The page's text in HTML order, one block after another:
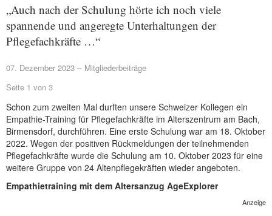
Gesundheitspolitik
Zukunftstrends
Management
Medizin & Pharma
Gesundheit
Jobs & Karriere
Mitglieder-Beiträge
NEUER BEITRAG
„Auch nach der Schulung hörte ich noch viele
spannende und angeregte Unterhaltungen der
Pflegefachkräfte …“
07. Dezember 2023
Mitgliederbeiträge
Seite 1 von 3
Schon zum zweiten Mal durften unsere Schweizer Kollegen ein
Empathie-Training für Pflegefachkräfte im Alterszentrum am Bach,
Birmensdorf, durchführen. Eine erste Schulung war am 18. Oktober
2022. Wegen der positiven Rückmeldungen der teilnehmenden
Pflegefachkräfte wurde die Schulung am 10. Oktober 2023 für eine
weitere Gruppe von 24 Altenpflegekräften wieder angeboten.
Empathietraining mit dem Altersanzug AgeExplorer
Anzeige